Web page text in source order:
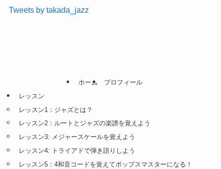
Tweets by takada_jazz
ホーム
プロフィール
レッスン
レッスン1：ジャズとは？
レッスン2：ルートとジャズの楽譜を覚えよう
レッスン3: メジャースケールを覚えよう
レッスン4: トライアドで弾き語りしよう
レッスン5：4和音コードを覚えてポップスマスターになる！